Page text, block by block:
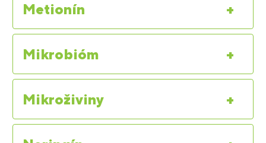
+
Metionín
+
Mikrobióm
+
Mikroživiny